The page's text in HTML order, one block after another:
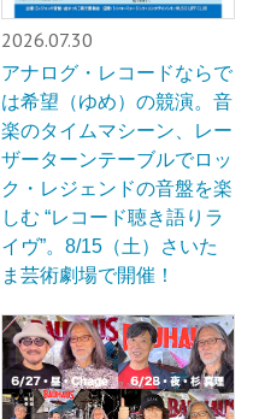
2026.07.30
アナログ・レコードならで
は希望（ゆめ）の競演。音
楽のタイムマシーン、レー
ザーターンテーブルでロッ
ク・レジェンドの音盤を楽
しむ “レコード聴き語りラ
イヴ”。8/15（土）さいた
ま芸術劇場で開催！